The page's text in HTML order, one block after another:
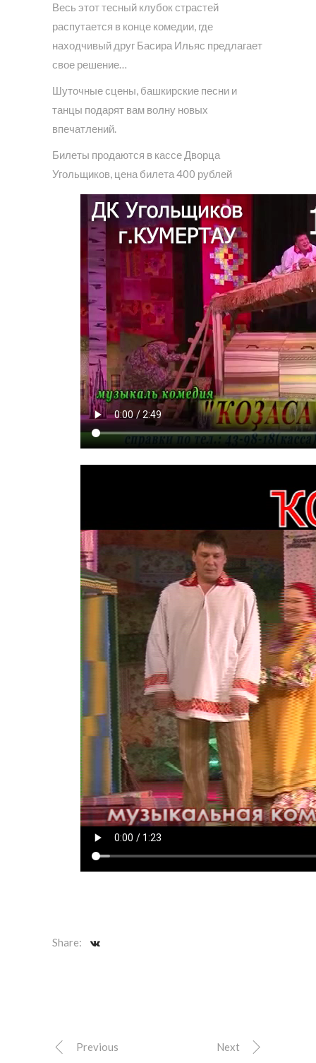
Весь этот тесный клубок страстей
распутается в конце комедии, где
находчивый друг Басира Ильяс предлагает
свое решение…
Шуточные сцены, башкирские песни и
танцы подарят вам волну новых
впечатлений.
Билеты продаются в кассе Дворца
Угольщиков, цена билета 400 рублей
Share:
Previous Next